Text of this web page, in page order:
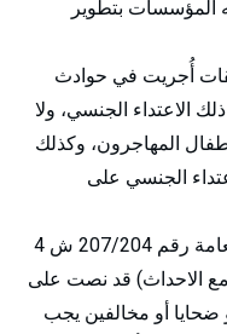
المؤسسات بتطوير
أُجريت في حوادث
الاعتداء الجنسي، ولا
المهاجرون، وكذلك
الجنسي على
افادت الحكومة اللبنانية أن المذكرة العامة رقم 207/204 ش 4
مع الاحداث) قد نصت على
ضحايا أو مخالفين يجب